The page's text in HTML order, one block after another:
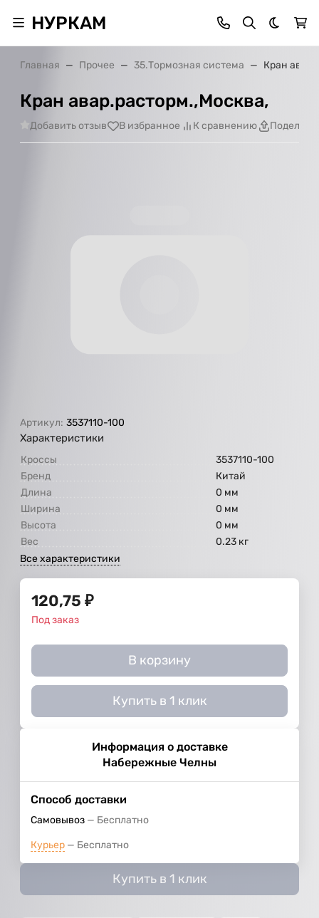
НУРКАМ Темная
Главная Прочее 35.Тормозная система Кран
Кран авар.расторм.,Москва,
Добавить отзыв В избранное К сравнению
Артикул: 3537110-100
Характеристики
Кроссы
3537110-100
Бренд
Китай
Длина
0 мм
Ширина
0 мм
Высота
0 мм
Вес
0.23 кг
Все характеристики
120,75 ₽
Под заказ
В корзину
Купить в 1 клик
Информация о доставке
Набережные Челны
Способ доставки
Самовывоз Бесплатно
Курьер Бесплатно
Купить в 1 клик